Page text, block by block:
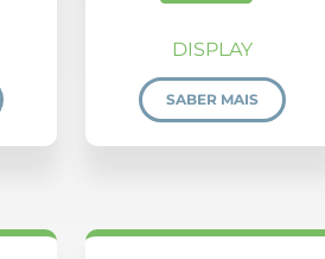
DISPLAY
SABER MAIS